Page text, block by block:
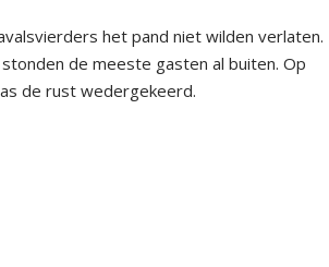
het pand niet wilden verlaten.
de meeste gasten al buiten. Op
de rust wedergekeerd.